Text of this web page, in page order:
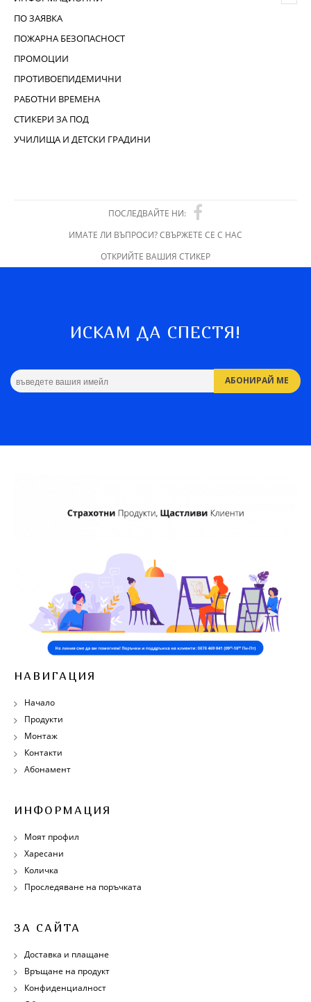
ПО ЗАЯВКА
ПОЖАРНА БЕЗОПАСНОСТ
ПРОМОЦИИ
ПРОТИВОЕПИДЕМИЧНИ
РАБОТНИ ВРЕМЕНА
СТИКЕРИ ЗА ПОД
УЧИЛИЩА И ДЕТСКИ ГРАДИНИ
ПОСЛЕДВАЙТЕ НИ:
ИМАТЕ ЛИ ВЪПРОСИ? СВЪРЖЕТЕ СЕ С НАС
ОТКРИЙТЕ ВАШИЯ СТИКЕР
ИСКАМ ДА СПЕСТЯ!
НАВИГАЦИЯ
Начало
Продукти
Монтаж
Контакти
Абонамент
ИНФОРМАЦИЯ
Моят профил
Харесани
Количка
Проследяване на поръчката
ЗА САЙТА
Доставка и плащане
Връщане на продукт
Конфиденциалност